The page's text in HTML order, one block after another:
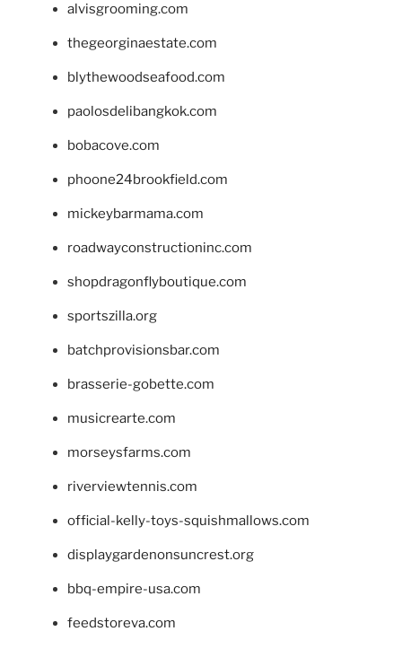
alvisgrooming.com
thegeorginaestate.com
blythewoodseafood.com
paolosdelibangkok.com
bobacove.com
phoone24brookfield.com
mickeybarmama.com
roadwayconstructioninc.com
shopdragonflyboutique.com
sportszilla.org
batchprovisionsbar.com
brasserie-gobette.com
musicrearte.com
morseysfarms.com
riverviewtennis.com
official-kelly-toys-squishmallows.com
displaygardenonsuncrest.org
bbq-empire-usa.com
feedstoreva.com